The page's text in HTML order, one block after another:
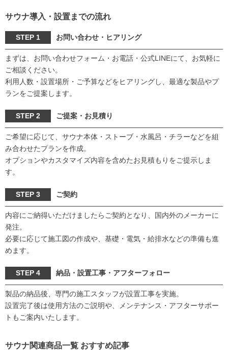
サウナ導入・設置までの流れ
STEP 1 お問い合わせ・ヒアリング
まずは、お問い合わせフォーム・お電話・公式LINEにて、お気軽に
ご相談ください。
利用人数・設置場所・ご予算などをヒアリングし、最適な製品やプ
ランをご提案します。
STEP 2 ご提案・お見積り
ご希望に応じて、サウナ本体・ストーブ・水風呂・チラーなどを組
み合わせたプランを作成。
オプションやカスタマイズ内容を含めたお見積もりをご提示しま
す。
STEP 3 ご契約
内容にご納得いただけましたらご契約となり、国内外のメーカーに
発注。
必要に応じて施工図の作成や、基礎・電気・給排水などの準備も進
めます。
STEP 4 納品・設置工事・アフターフォロー
製品の納品後、専門の施工スタッフが設置工事を実施。
設置完了後は使用方法のご説明や、メンテナンス・アフターサポー
トもご案内いたします。
サウナ関連商品一覧 おすすめ記事